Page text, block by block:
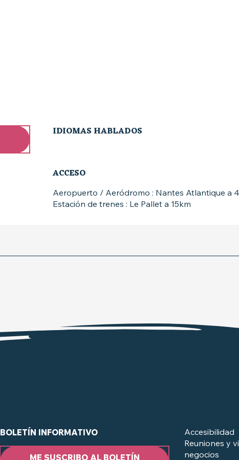
IDIOMAS HABLADOS
IDIOMAS HABLADOS
ACCESO
ACCESO
Aeropuerto / Aeródromo : Nantes Atlantique a
Estación de trenes : Le Pallet a 15km
BOLETÍN INFORMATIVO
ME SUSCRIBO AL BOLETÍN
Accesibilidad
Reuniones y
negocios